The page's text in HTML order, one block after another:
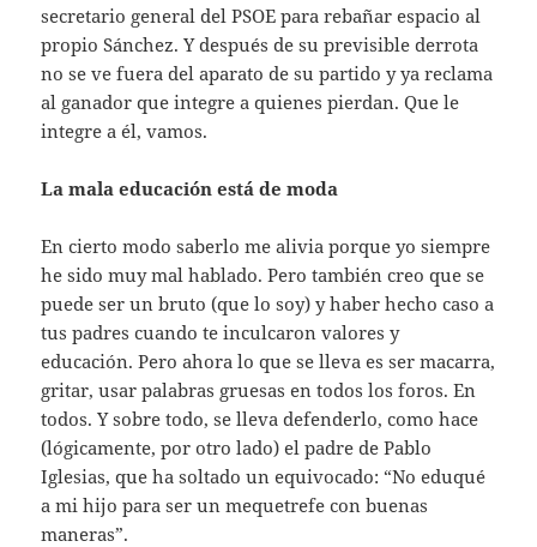
secretario general del PSOE para rebañar espacio al
propio Sánchez. Y después de su previsible derrota
no se ve fuera del aparato de su partido y ya reclama
al ganador que integre a quienes pierdan. Que le
integre a él, vamos.
La mala educación está de moda
En cierto modo saberlo me alivia porque yo siempre
he sido muy mal hablado. Pero también creo que se
puede ser un bruto (que lo soy) y haber hecho caso a
tus padres cuando te inculcaron valores y
educación. Pero ahora lo que se lleva es ser macarra,
gritar, usar palabras gruesas en todos los foros. En
todos. Y sobre todo, se lleva defenderlo, como hace
(lógicamente, por otro lado) el padre de Pablo
Iglesias, que ha soltado un equivocado: “No eduqué
a mi hijo para ser un mequetrefe con buenas
maneras”.